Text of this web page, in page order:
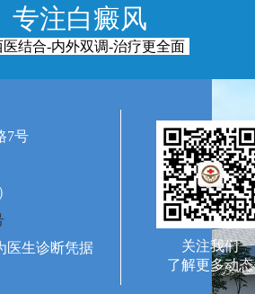
专注白癜风
医结合-内外双调-治疗更全面
7号
医生诊断凭据
关注我们
了解更多动态